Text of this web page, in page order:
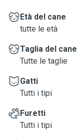
Età del cane
tutte le età
Taglia del cane
Tutte le taglie
Gatti
Tutti i tipi
Furetti
Tutti i tipi